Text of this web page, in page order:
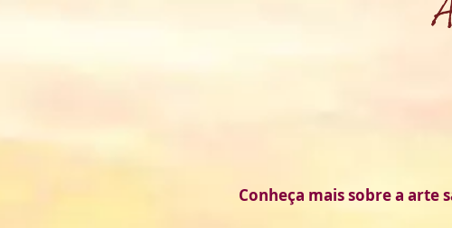
Conheça mais sobre a arte